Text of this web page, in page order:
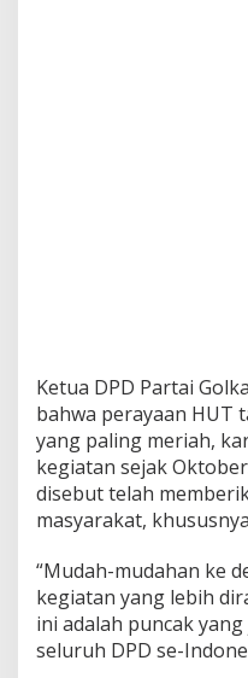
Ketua DPD Partai
bahwa perayaan HUT
yang paling meriah,
kegiatan sejak
disebut telah
masyarakat,
“Mudah-mudahan ke
kegiatan yang lebih
ini adalah puncak
seluruh DPD se-